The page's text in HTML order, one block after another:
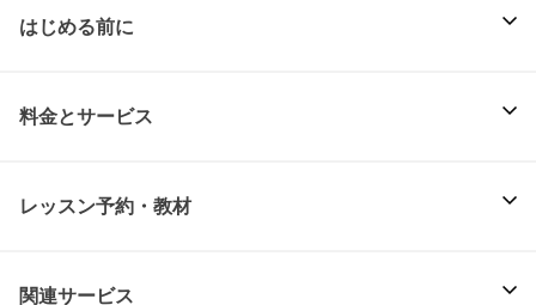
はじめる前に
料金とサービス
レッスン予約・教材
関連サービス